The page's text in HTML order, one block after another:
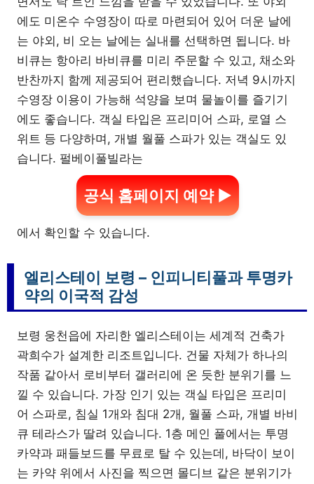
에도 미온수 수영장이 따로 마련되어 있어 더운 날에
는 야외, 비 오는 날에는 실내를 선택하면 됩니다. 바
비큐는 항아리 바비큐를 미리 주문할 수 있고, 채소와
반찬까지 함께 제공되어 편리했습니다. 저녁 9시까지
수영장 이용이 가능해 석양을 보며 물놀이를 즐기기
에도 좋습니다. 객실 타입은 프리미어 스파, 로열 스
위트 등 다양하며, 개별 월풀 스파가 있는 객실도 있
습니다. 펄베이풀빌라는
공식 홈페이지 예약 ▶
에서 확인할 수 있습니다.
엘리스테이 보령 – 인피니티풀과 투명카
약의 이국적 감성
보령 웅천읍에 자리한 엘리스테이는 세계적 건축가
곽희수가 설계한 리조트입니다. 건물 자체가 하나의
작품 같아서 로비부터 갤러리에 온 듯한 분위기를 느
낄 수 있습니다. 가장 인기 있는 객실 타입은 프리미
어 스파로, 침실 1개와 침대 2개, 월풀 스파, 개별 바비
큐 테라스가 딸려 있습니다. 1층 메인 풀에서는 투명
카약과 패들보드를 무료로 탈 수 있는데, 바닥이 보이
는 카약 위에서 사진을 찍으면 몰디브 같은 분위기가